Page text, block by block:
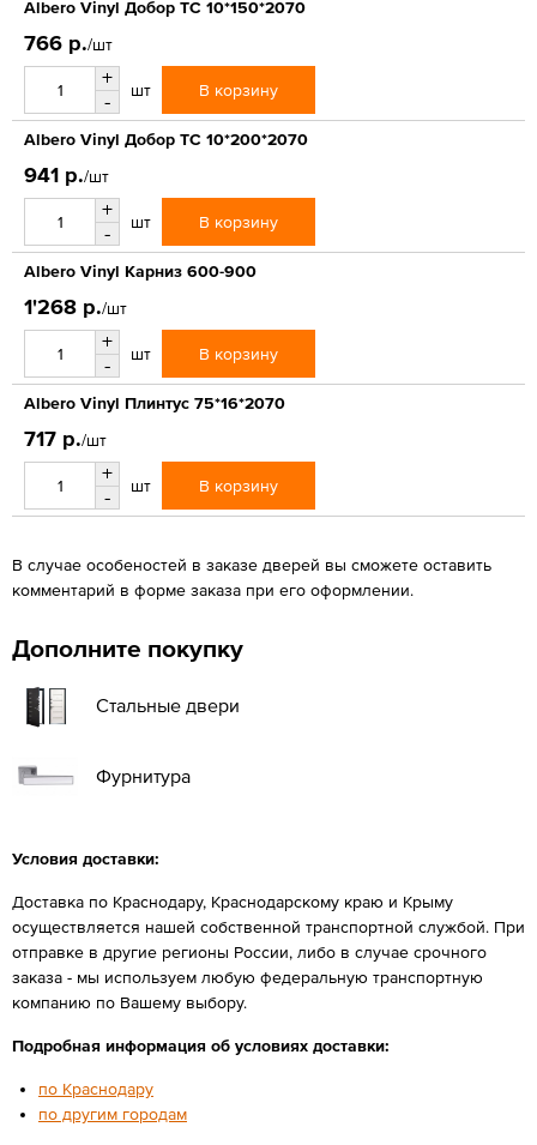
Albero Vinyl Добор ТС 10*150*2070
766 р./шт
+
-
шт В корзину
Albero Vinyl Добор ТС 10*200*2070
941 р./шт
+
-
шт В корзину
Albero Vinyl Карниз 600-900
1'268 р./шт
+
-
шт В корзину
Albero Vinyl Плинтус 75*16*2070
717 р./шт
+
-
шт В корзину
В случае особеностей в заказе дверей вы сможете оставить
комментарий в форме заказа при его оформлении.
Дополните покупку
Стальные двери
Фурнитура
Условия доставки:
Доставка по Краснодару, Краснодарскому краю и Крыму
осуществляется нашей собственной транспортной службой. При
отправке в другие регионы России, либо в случае срочного
заказа - мы используем любую федеральную транспортную
компанию по Вашему выбору.
Подробная информация об условиях доставки:
по Краснодару
по другим городам